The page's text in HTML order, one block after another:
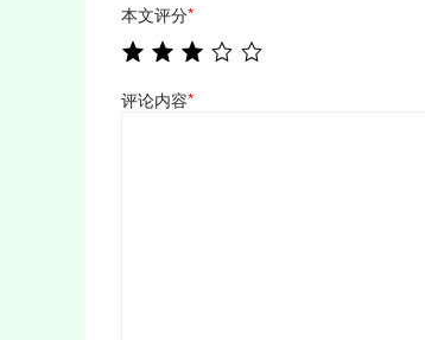
本文评分*
评论内容*